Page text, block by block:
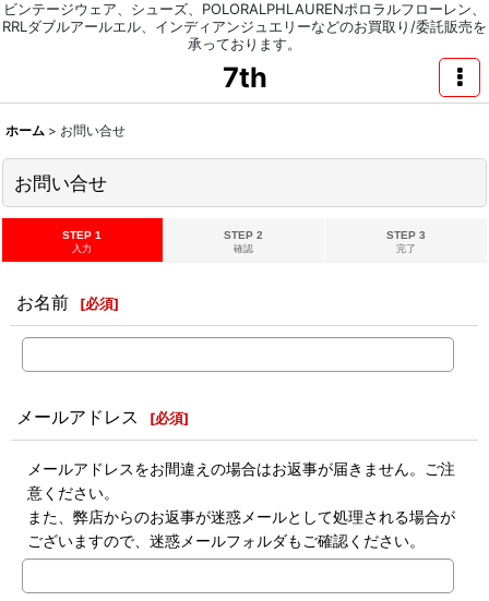
ビンテージウェア、シューズ、POLORALPHLAURENポロラルフローレン、
RRLダブルアールエル、インディアンジュエリーなどのお買取り/委託販売を
承っております。
7th
ホーム > お問い合せ
お問い合せ
STEP 1
入力
STEP 2
確認
STEP 3
完了
お名前 [必須]
メールアドレス [必須]
メールアドレスをお間違えの場合はお返事が届きません。ご注
意ください。
また、弊店からのお返事が迷惑メールとして処理される場合が
ございますので、迷惑メールフォルダもご確認ください。